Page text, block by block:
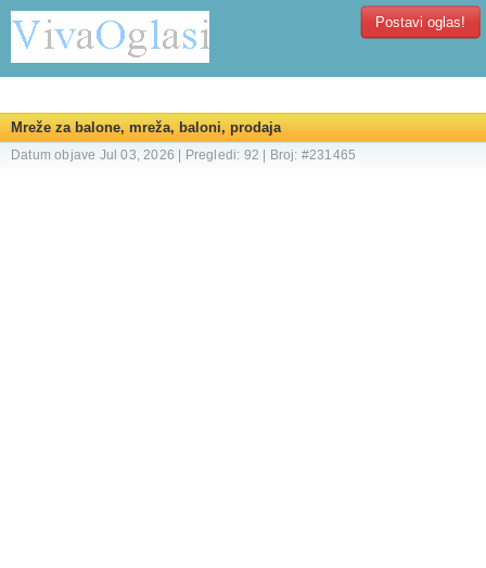
Postavi oglas!
Mreže za balone, mreža, baloni, prodaja
Datum objave Jul 03, 2026 | Pregledi: 92 | Broj: #231465